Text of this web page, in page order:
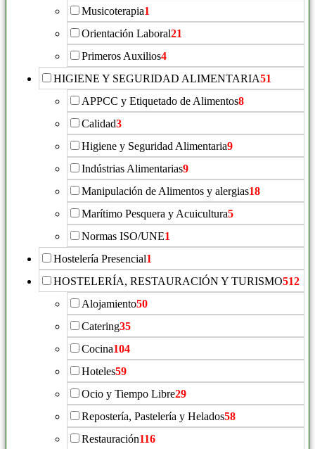
Musicoterapia1
Orientación Laboral21
Primeros Auxilios4
HIGIENE Y SEGURIDAD ALIMENTARIA51
APPCC y Etiquetado de Alimentos8
Calidad3
Higiene y Seguridad Alimentaria9
Indústrias Alimentarias9
Manipulación de Alimentos y alergias18
Marítimo Pesquera y Acuicultura5
Normas ISO/UNE1
Hostelería Presencial1
HOSTELERÍA, RESTAURACIÓN Y TURISMO512
Alojamiento50
Catering35
Cocina104
Hoteles59
Ocio y Tiempo Libre29
Repostería, Pastelería y Helados58
Restauración116